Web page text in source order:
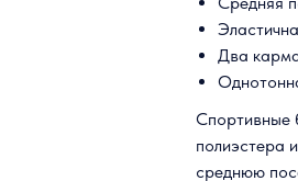
Два
Спортивные
полиэстера
среднюю